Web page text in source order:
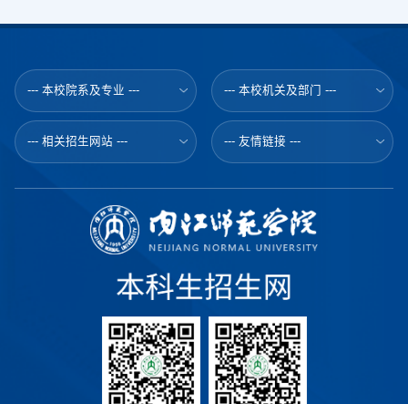
--- 本校院系及专业 --- --- 本校机关及部门 ---
--- 相关招生网站 --- --- 友情链接 ---